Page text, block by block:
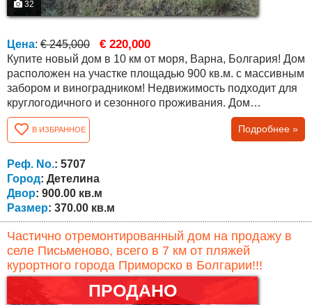
32
Цена: € 245,000 € 220,000
Купите новый дом в 10 км от моря, Варна, Болгария! Дом
расположен на участке площадью 900 кв.м. с массивным
забором и виноградником! Недвижимость подходит для
круглогодичного и сезонного проживания. Дом
двухэтажный, площадью 370 кв.м. На первом этаже есть
столовая, кабинет (который можно переделать в
спальню), гардеробная, гостиная с камином, ванная
комната с туалетом, гараж. На втором этаже есть три
спальни, терраса, две...
В ИЗБРАННОЕ Подробнее »
Реф. No.: 5707
Город: Детелина
Двор: 900.00 кв.м
Размер: 370.00 кв.м
Частично отремонтированный дом на продажу в
селе Письменово, всего в 7 км от пляжей
курортного города Приморско в Болгарии!!!
ПРОДАНО